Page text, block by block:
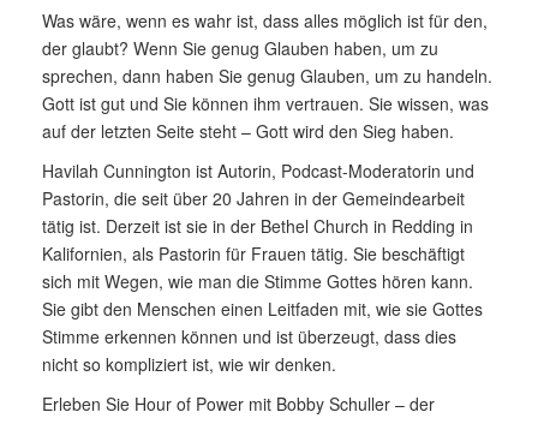
Was wäre, wenn es wahr ist, dass alles möglich ist für den,
der glaubt? Wenn Sie genug Glauben haben, um zu
sprechen, dann haben Sie genug Glauben, um zu handeln.
Gott ist gut und Sie können ihm vertrauen. Sie wissen, was
auf der letzten Seite steht – Gott wird den Sieg haben.
Havilah Cunnington ist Autorin, Podcast-Moderatorin und
Pastorin, die seit über 20 Jahren in der Gemeindearbeit
tätig ist. Derzeit ist sie in der Bethel Church in Redding in
Kalifornien, als Pastorin für Frauen tätig. Sie beschäftigt
sich mit Wegen, wie man die Stimme Gottes hören kann.
Sie gibt den Menschen einen Leitfaden mit, wie sie Gottes
Stimme erkennen können und ist überzeugt, dass dies
nicht so kompliziert ist, wie wir denken.
Erleben Sie Hour of Power mit Bobby Schuller – der